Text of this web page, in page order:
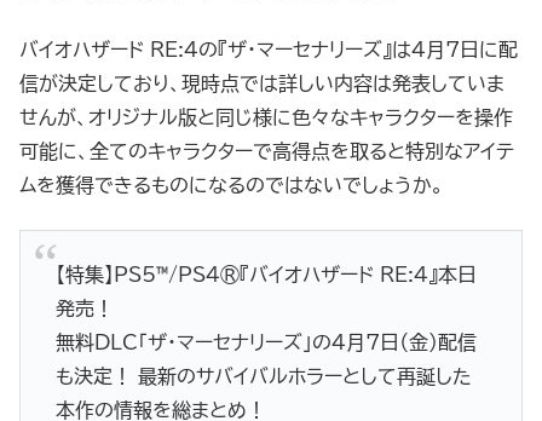
バイオハザード RE:4の『ザ・マーセナリーズ』は4月7日に配
信が決定しており、現時点では詳しい内容は発表していま
せんが、オリジナル版と同じ様に色々なキャラクターを操作
可能に、全てのキャラクターで高得点を取ると特別なアイテ
ムを獲得できるものになるのではないでしょうか。
【特集】PS5™/PS4®『バイオハザード RE:4』本日
発売！
無料DLC「ザ・マーセナリーズ」の4月7日（金）配信
も決定！ 最新のサバイバルホラーとして再誕した
本作の情報を総まとめ！